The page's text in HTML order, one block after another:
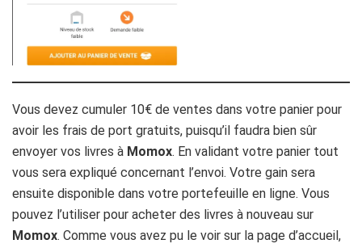
Vous devez cumuler 10€ de ventes dans votre panier pour
avoir les frais de port gratuits, puisqu’il faudra bien sûr
envoyer vos livres à Momox. En validant votre panier tout
vous sera expliqué concernant l’envoi. Votre gain sera
ensuite disponible dans votre portefeuille en ligne. Vous
pouvez l’utiliser pour acheter des livres à nouveau sur
Momox. Comme vous avez pu le voir sur la page d’accueil,